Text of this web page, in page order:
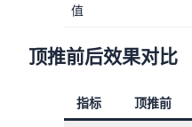
值
顶推前后效果对比
指标 顶推前